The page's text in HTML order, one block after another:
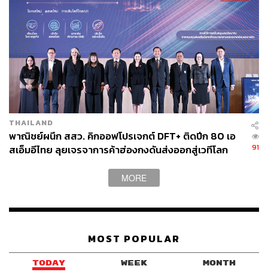
THAILAND
พาณิชย์ผนึก สสว. คิกออฟโปรเจกต์ DFT+ ติดปีก 80 เอ
สเอ็มอีไทย ลุยเจรจาการค้าฮ่องกงดันส่งออกสู่เวทีโลก
91
MORE
MOST POPULAR
TODAY WEEK MONTH